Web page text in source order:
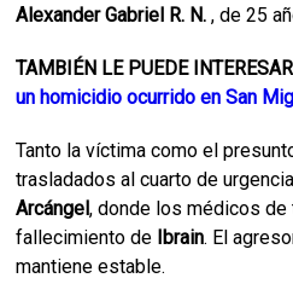
Alexander Gabriel R. N., de 25
TAMBIÉN LE PUEDE
un homicidio ocurrido en San
Tanto la víctima como el
trasladados al cuarto de
Arcángel, donde los médicos de
fallecimiento de
Ibrain. El
mantiene estable.